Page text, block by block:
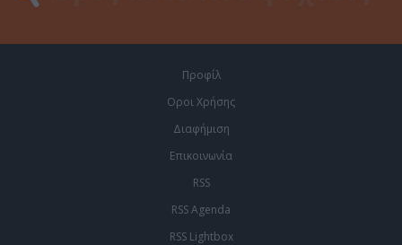
Προφίλ
Οροι Χρήσης
Διαφήμιση
Επικοινωνία
RSS
RSS Agenda
RSS Lightbox